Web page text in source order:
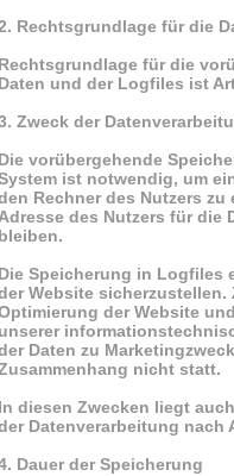
Rechtsgrundlage für die
für die
und der Logfiles ist
Zweck der
vorübergehende
ist notwendig, um
Rechner des Nutzers
des Nutzers für die
Speicherung in Logfiles
Website sicherzustellen.
der Website
Daten zu
nicht statt.
diesen Zwecken liegt
Datenverarbeitung nach
Dauer der Speicherung